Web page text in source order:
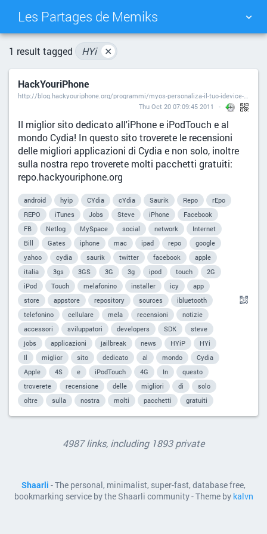
Les Partages de Memiks
TAG CLOUD
DAILY
1 result tagged HYi ✕
HackYouriPhone
http://blog.hackyouriphone.org/programmi/myos-personaliza-il-tuo-idevice-cydia-store.html#disqus_thread
Thu Oct 20 07:09:45 2011
Il miglior sito dedicato all'iPhone e iPodTouch e al
mondo Cydia! In questo sito troverete le recensioni
delle migliori applicazioni di Cydia e non solo, inoltre
sulla nostra repo troverete molti pacchetti gratuiti:
repo.hackyouriphone.org
android hyip CYdia cYdia Saurik Repo
rEpo
REPO
iTunes Jobs Steve iPhone
Facebook
FB
Netlog MySpace social network
Internet
Bill
Gates iphone mac ipad repo
google
yahoo
cydia saurik twitter facebook
apple
italia
3gs 3GS 3G 3g ipod touch
2G
iPod
Touch melafonino installer icy
app
store
appstore repository sources
ibluetooth
telefonino
cellulare mela recensioni
notizie
accessori
sviluppatori developers SDK
steve
jobs
applicazioni jailbreak news HYiP
HYi
Il
miglior sito dedicato al mondo
Cydia
Apple
4S e iPodTouch 4G In
questo
troverete
recensione delle migliori di
solo
oltre
sulla nostra molti pacchetti gratuiti
4987 links, including 1893 private
Shaarli - The personal, minimalist, super-fast, database free,
bookmarking service by the Shaarli community - Theme by kalvn